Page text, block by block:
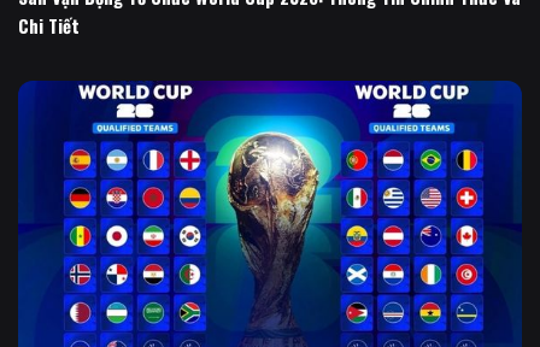
Chi Tiết